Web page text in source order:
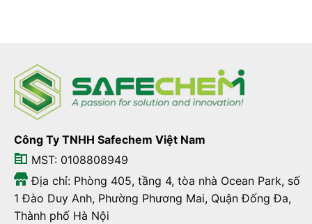
Công Ty TNHH Safechem Việt Nam
MST: 0108808949
Địa chỉ: Phòng 405, tầng 4, tòa nhà Ocean Park, số
1 Đào Duy Anh, Phường Phương Mai, Quận Đống Đa,
Thành phố Hà Nội